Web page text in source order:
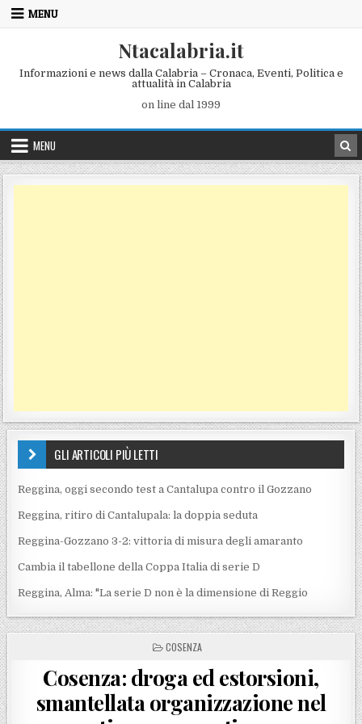
Skip to content
MENU
Ntacalabria.it
Informazioni e news dalla Calabria – Cronaca, Eventi, Politica e
attualità in Calabria
on line dal 1999
MENU
GLI ARTICOLI PIÙ LETTI
Reggina, oggi secondo test a Cantalupa contro il Gozzano
Reggina, ritiro di Cantalupala: la doppia seduta
Reggina-Gozzano 3-2: vittoria di misura degli amaranto
Cambia il tabellone della Coppa Italia di serie D
Reggina, Alma: "La serie D non è la dimensione di Reggio
POSTED IN
COSENZA
Cosenza: droga ed estorsioni,
smantellata organizzazione nel